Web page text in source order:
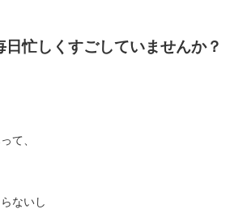
日忙しくすごしていませんか？
て、
ないし